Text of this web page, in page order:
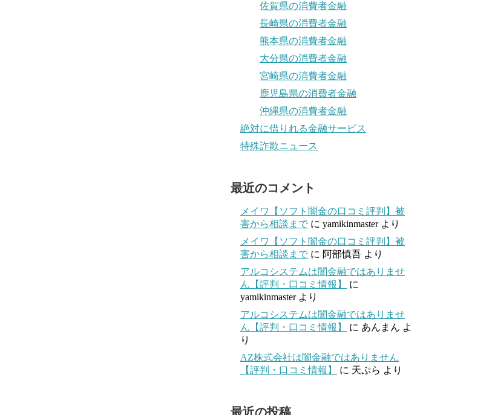
佐賀県の消費者金融
長崎県の消費者金融
熊本県の消費者金融
大分県の消費者金融
宮崎県の消費者金融
鹿児島県の消費者金融
沖縄県の消費者金融
絶対に借りれる金融サービス
特殊詐欺ニュース
最近のコメント
メイワ【ソフト闇金の口コミ評判】被
害から相談まで に yamikinmasterより
メイワ【ソフト闇金の口コミ評判】被
害から相談まで に 阿部慎吾 より
アルコシステムは闇金融ではありませ
ん【評判・口コミ情報】
に
yamikinmasterより
アルコシステムは闇金融ではありませ
ん【評判・口コミ情報】
に あんまん よ
り
AZ株式会社は闇金融ではありません
【評判・口コミ情報】
に 天ぷら より
最近の投稿